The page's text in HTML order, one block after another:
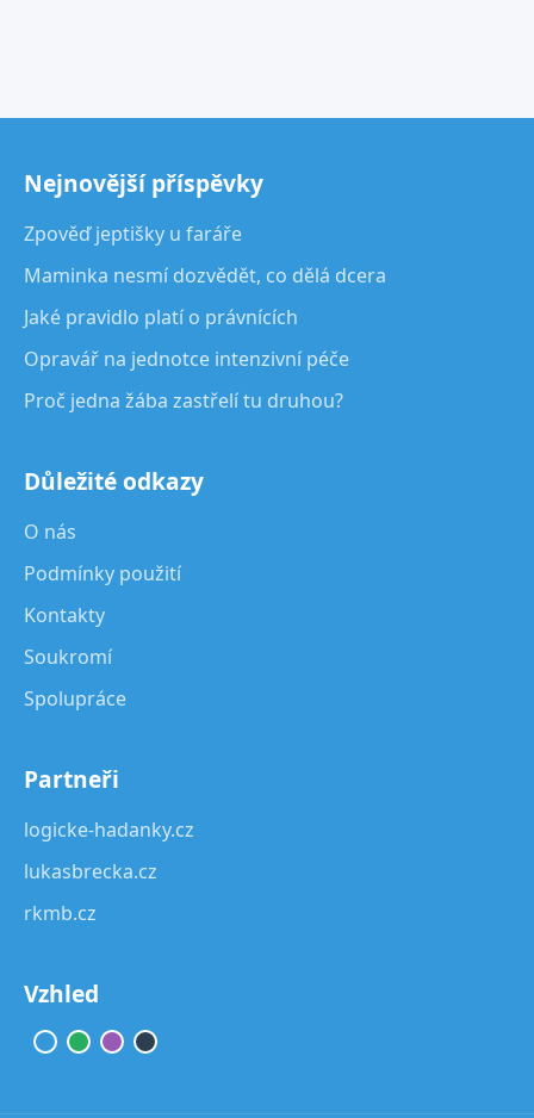
Nejnovější příspěvky
Zpověď jeptišky u faráře
Maminka nesmí dozvědět, co dělá dcera
Jaké pravidlo platí o právnících
Opravář na jednotce intenzivní péče
Proč jedna žába zastřelí tu druhou?
Důležité odkazy
O nás
Podmínky použití
Kontakty
Soukromí
Spolupráce
Partneři
logicke-hadanky.cz
lukasbrecka.cz
rkmb.cz
Vzhled